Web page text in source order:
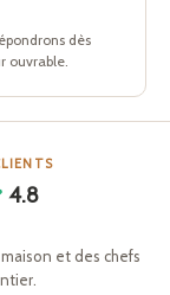
dès
ouvrable.
4.8
et des chefs